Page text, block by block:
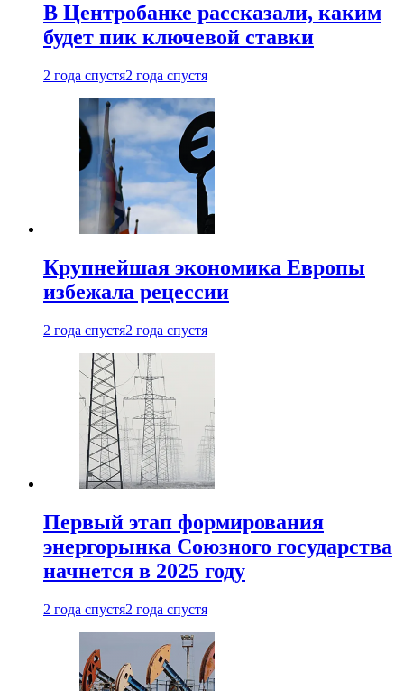
В Центробанке рассказали, каким
будет пик ключевой ставки
2 года спустя2 года спустя
Крупнейшая экономика Европы
избежала рецессии
2 года спустя2 года спустя
Первый этап формирования
энергорынка Союзного государства
начнется в 2025 году
2 года спустя2 года спустя